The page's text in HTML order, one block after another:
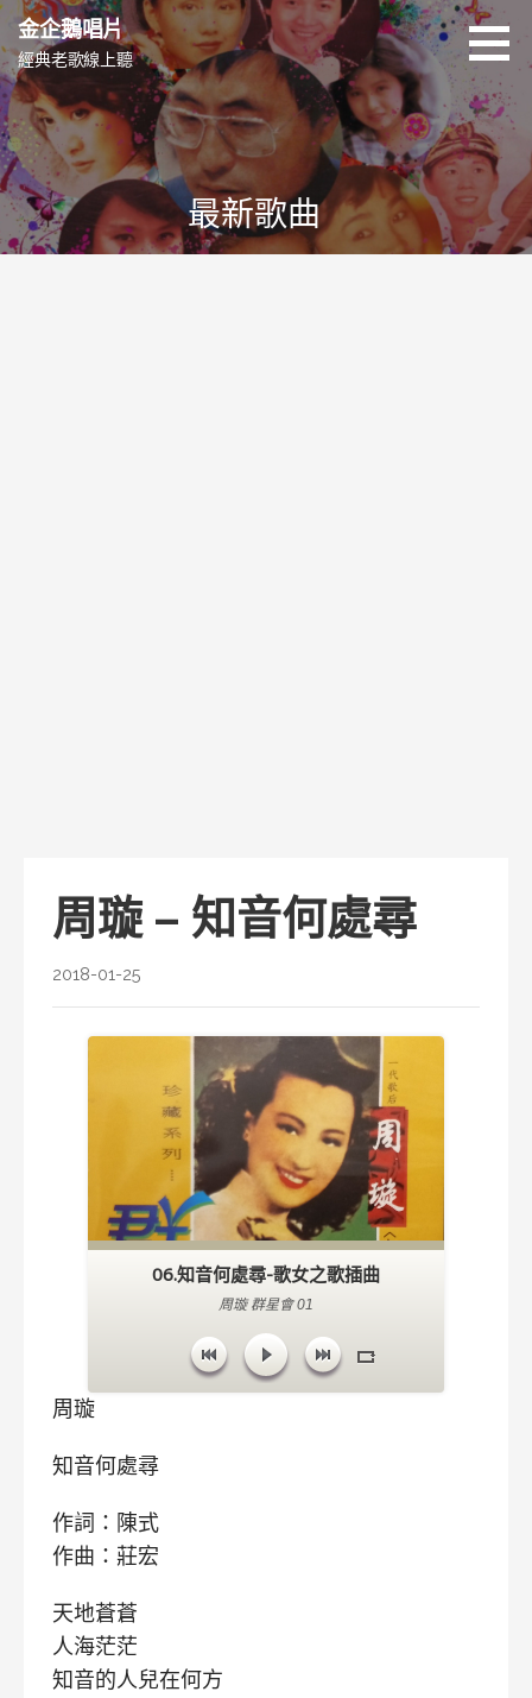
跳
至
主
要
內
容
金企鵝唱片
經典老歌線上聽
最新歌曲
周璇 – 知音何處尋
2018-01-25
06.知音何處尋-歌女之歌插曲
周璇 群星會 01
周璇
知音何處尋
作詞：陳式
作曲：莊宏
天地蒼蒼
人海茫茫
知音的人兒在何方